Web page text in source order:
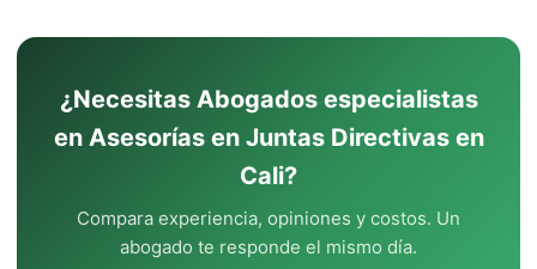
¿Necesitas Abogados especialistas
en Asesorías en Juntas Directivas en
Cali?
Compara experiencia, opiniones y costos. Un
abogado te responde el mismo día.